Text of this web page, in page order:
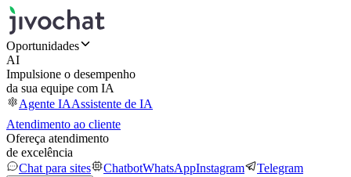
Oportunidades
AI
Impulsione o desempenho
da sua equipe com IA
Agente IAAssistente de IA
Atendimento ao cliente
Ofereça atendimento
de excelência
Chat para sites
ChatbotWhatsAppInstagram Telegram